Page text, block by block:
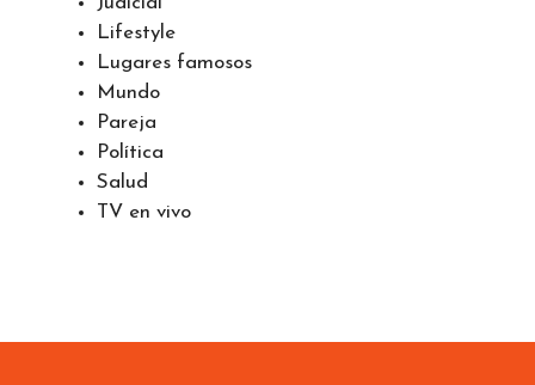
Ejercicio
Farándula
Judicial
Lifestyle
Lugares famosos
Mundo
Pareja
Política